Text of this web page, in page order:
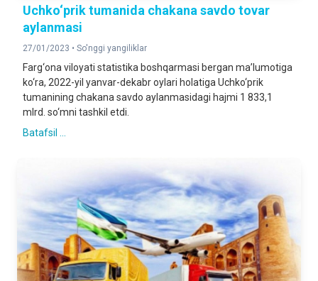
Uchko‘prik tumanida chakana savdo tovar
aylanmasi
27/01/2023 • So'nggi yangiliklar
Farg‘ona viloyati statistika boshqarmasi bergan ma’lumotiga
ko‘ra, 2022-yil yanvar-dekabr oylari holatiga Uchko‘prik
tumanining chakana savdo aylanmasidagi hajmi 1 833,1
mlrd. so‘mni tashkil etdi.
Batafsil ...